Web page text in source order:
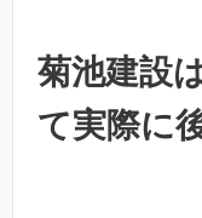
菊池建設
て実際に